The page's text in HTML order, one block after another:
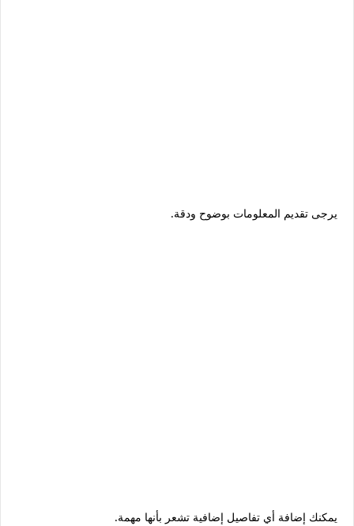
يرجى تقديم المعلومات بوضوح ودقة.
يمكنك إضافة أي تفاصيل إضافية تشعر بأنها مهمة.